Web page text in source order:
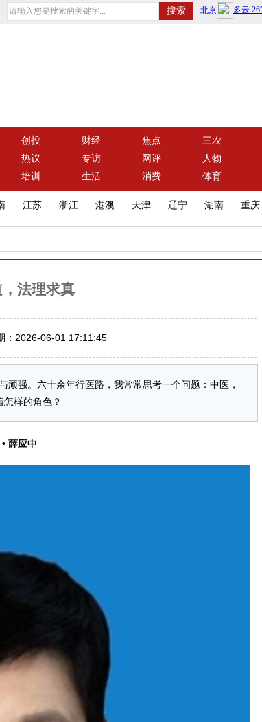
创投 财经 焦点 三农
热议 专访 网评 人物
培训 生活 消费 体育
江苏 浙江 港澳 天津 辽宁 湖南 重庆
法理求真
2026-06-01 17:11:45
强。六十余年行医路，我常常思考一个问题：中医，
样的角色？
• 薛应中​